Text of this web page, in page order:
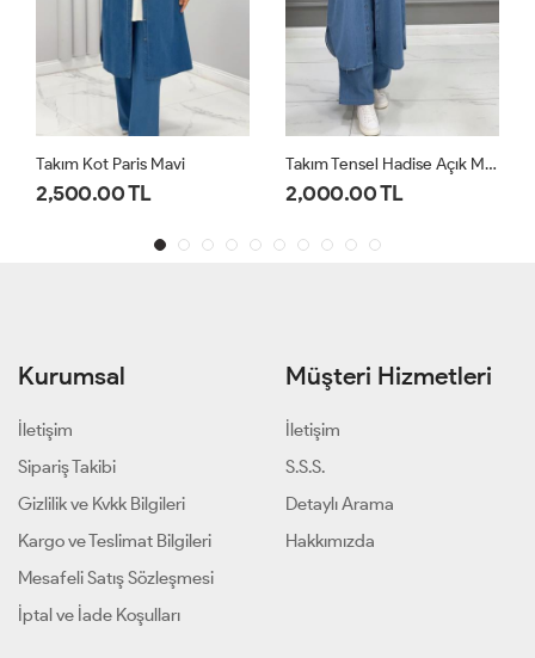
Takım Kot Paris Mavi
2,500.00 TL
Takım Tensel Hadise Açık Mavi
2,000.00 TL
Kurumsal
İletişim
Sipariş Takibi
Gizlilik ve Kvkk Bilgileri
Kargo ve Teslimat Bilgileri
Mesafeli Satış Sözleşmesi
İptal ve İade Koşulları
Müşteri Hizmetleri
İletişim
S.S.S.
Detaylı Arama
Hakkımızda